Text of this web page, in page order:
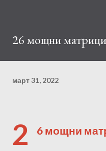
26 мощни матрици
март 31, 2022
2 6 мощни